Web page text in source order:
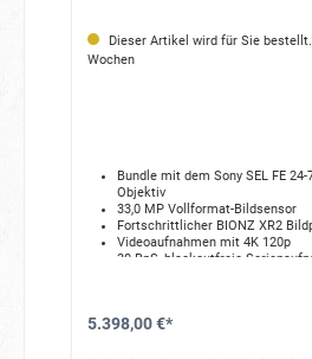
Dieser Artikel wird für Sie
Wochen
Bundle mit dem Sony SEL FE
Objektiv
33,0 MP Vollformat-Bildsensor
Fortschrittlicher BIONZ XR2
Videoaufnahmen mit 4K 120p
30 BpS, blackoutfreie
5.398,00 €*